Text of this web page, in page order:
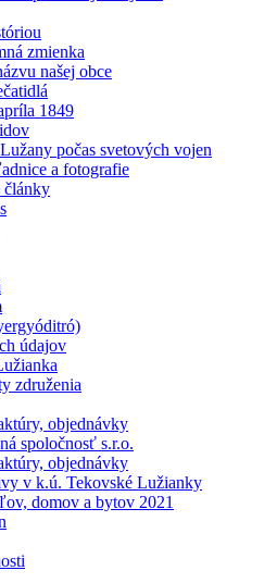
zmienka
našej obce
1849
počas svetových vojen
a fotografie
články
údajov
združenia
objednávky
spoločnosť s.r.o.
objednávky
v k.ú. Tekovské Lužianky
domov a bytov 2021